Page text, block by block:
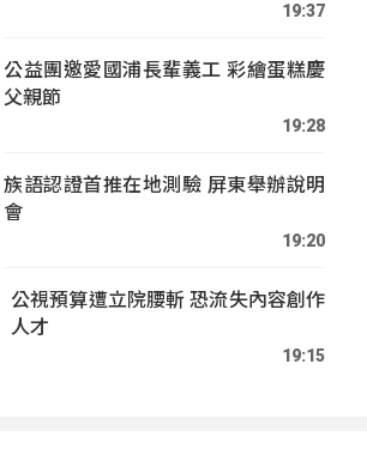
19:37
公益團邀愛國浦長輩義工 彩繪蛋糕慶
父親節
19:28
族語認證首推在地測驗 屏東舉辦說明
會
19:20
公視預算遭立院腰斬 恐流失內容創作
人才
19:15